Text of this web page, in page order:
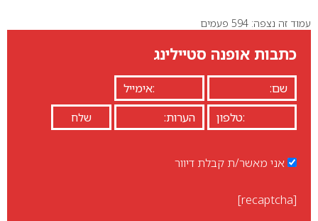
0
עמוד זה נצפה: 594 פעמים
כתבות אופנה סטיילינג
אני מאשר/ת קבלת דיוור
[recaptcha]